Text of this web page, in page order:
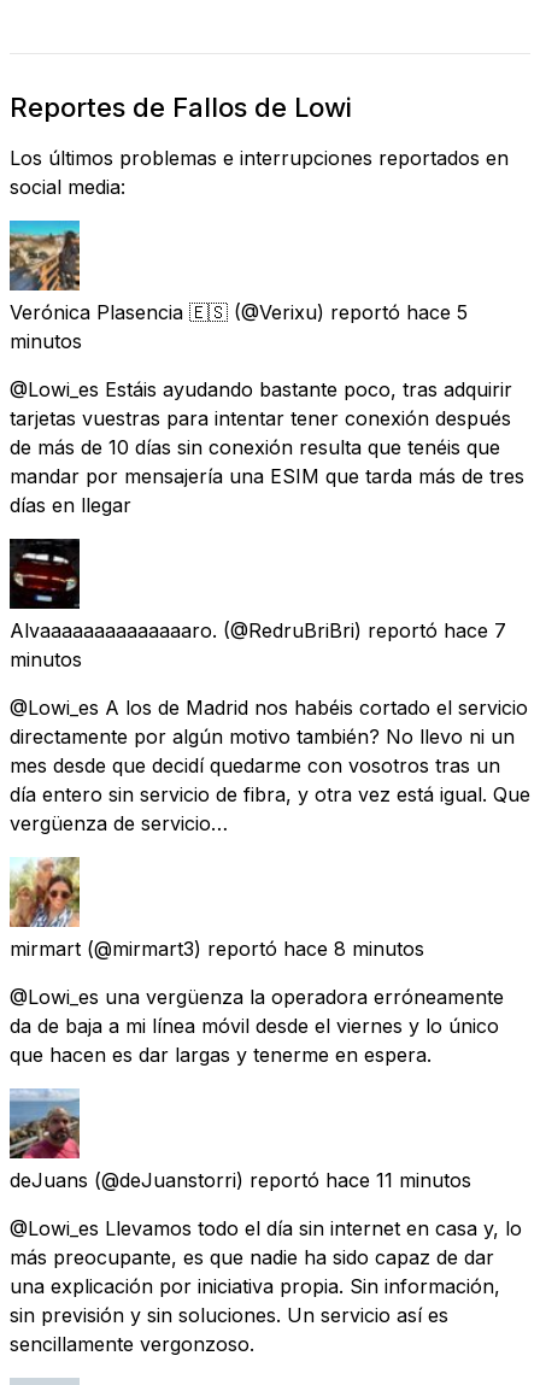
Reportes de Fallos de Lowi
Los últimos problemas e interrupciones reportados en
social media:
Verónica Plasencia 🇪🇸 (@Verixu) reportó hace 5
minutos
@Lowi_es Estáis ayudando bastante poco, tras adquirir
tarjetas vuestras para intentar tener conexión después
de más de 10 días sin conexión resulta que tenéis que
mandar por mensajería una ESIM que tarda más de tres
días en llegar
Alvaaaaaaaaaaaaaaro. (@RedruBriBri) reportó hace 7
minutos
@Lowi_es A los de Madrid nos habéis cortado el servicio
directamente por algún motivo también? No llevo ni un
mes desde que decidí quedarme con vosotros tras un
día entero sin servicio de fibra, y otra vez está igual. Que
vergüenza de servicio…
mirmart (@mirmart3) reportó hace 8 minutos
@Lowi_es una vergüenza la operadora erróneamente
da de baja a mi línea móvil desde el viernes y lo único
que hacen es dar largas y tenerme en espera.
deJuans (@deJuanstorri) reportó hace 11 minutos
@Lowi_es Llevamos todo el día sin internet en casa y, lo
más preocupante, es que nadie ha sido capaz de dar
una explicación por iniciativa propia. Sin información,
sin previsión y sin soluciones. Un servicio así es
sencillamente vergonzoso.